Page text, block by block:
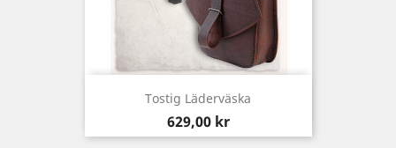
Tostig Läderväska
Pris
629,00 kr